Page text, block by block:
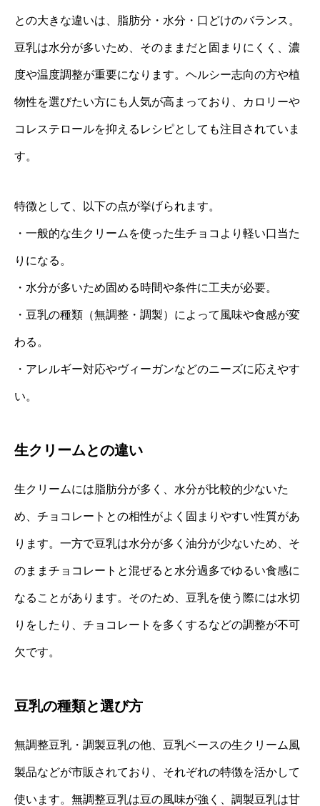
との大きな違いは、脂肪分・水分・口どけのバランス。
豆乳は水分が多いため、そのままだと固まりにくく、濃
度や温度調整が重要になります。ヘルシー志向の方や植
物性を選びたい方にも人気が高まっており、カロリーや
コレステロールを抑えるレシピとしても注目されていま
す。
特徴として、以下の点が挙げられます。
・一般的な生クリームを使った生チョコより軽い口当た
りになる。
・水分が多いため固める時間や条件に工夫が必要。
・豆乳の種類（無調整・調製）によって風味や食感が変
わる。
・アレルギー対応やヴィーガンなどのニーズに応えやす
い。
生クリームとの違い
生クリームには脂肪分が多く、水分が比較的少ないた
め、チョコレートとの相性がよく固まりやすい性質があ
ります。一方で豆乳は水分が多く油分が少ないため、そ
のままチョコレートと混ぜると水分過多でゆるい食感に
なることがあります。そのため、豆乳を使う際には水切
りをしたり、チョコレートを多くするなどの調整が不可
欠です。
豆乳の種類と選び方
無調整豆乳・調製豆乳の他、豆乳ベースの生クリーム風
製品などが市販されており、それぞれの特徴を活かして
使います。無調整豆乳は豆の風味が強く、調製豆乳は甘